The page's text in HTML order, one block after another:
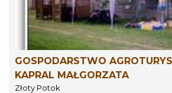
GOSPODARSTWO
KAPRAL MAŁGORZATA
Złoty Potok